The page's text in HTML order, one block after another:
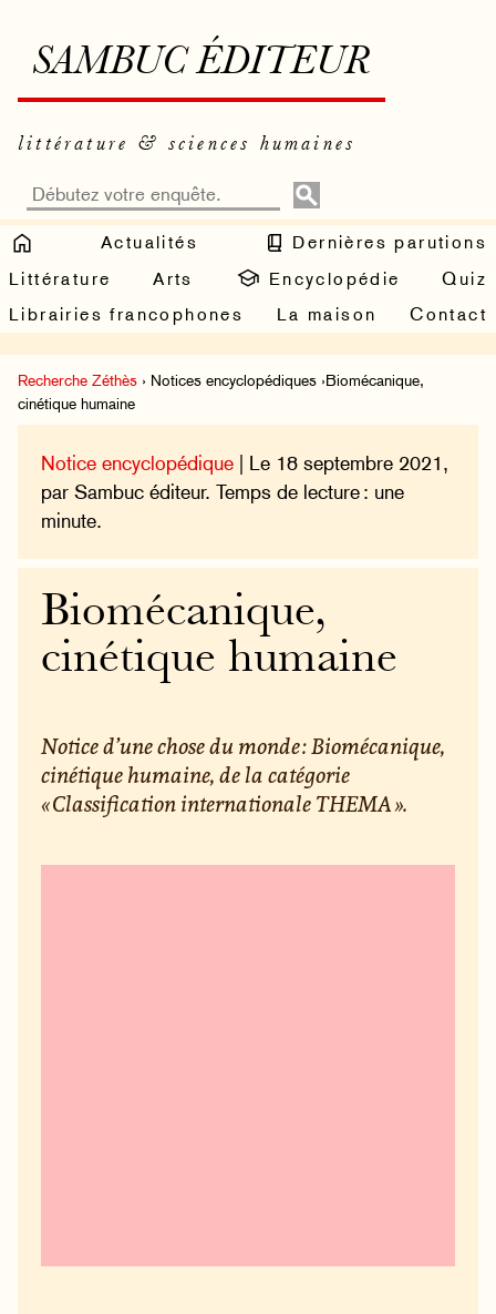
SAMBUC ÉDITEUR
littérature & sciences humaines
Actualités
Dernières parutions
Littérature
Arts Encyclopédie
Quiz
Librairies francophones
La maison Contact
Recherche Zéthès › Notices encyclopédiques ›Biomécanique,
cinétique humaine
Notice encyclopédique | Le 18 septembre 2021,
par Sambuc éditeur. Temps de lecture : une
minute.
Biomécanique,
cinétique humaine
Notice d’une chose du monde : Biomécanique,
cinétique humaine, de la catégorie
« Classification internationale THEMA ».